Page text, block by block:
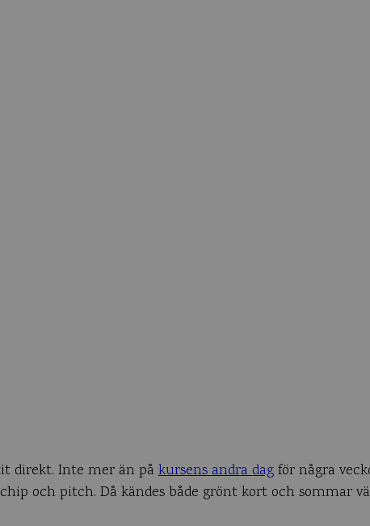
direkt. Inte mer än påkursens andra dagför några
och pitch. Då kändes både grönt kort och sommar